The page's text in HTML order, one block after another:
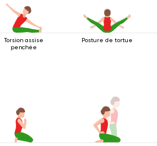
Torsion assise
penchée
Posture de tortue